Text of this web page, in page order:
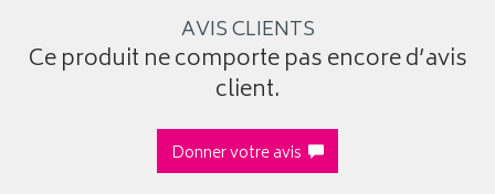
AVIS CLIENTS
Ce produit ne comporte pas encore d’avis
client.
Donner votre avis